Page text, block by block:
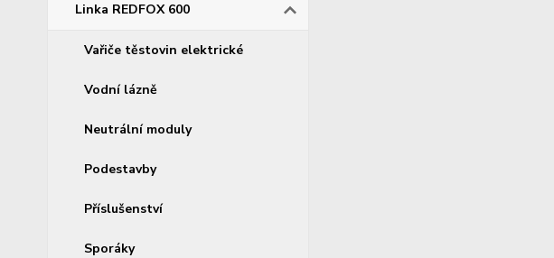
Linka REDFOX 600
Vařiče těstovin elektrické
Vodní lázně
Neutrální moduly
Podestavby
Příslušenství
Sporáky